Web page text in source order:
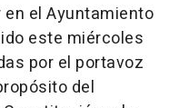
en el Ayuntamiento
este miércoles
por el portavoz
del